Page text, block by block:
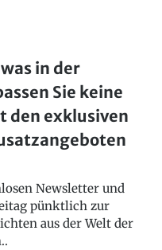
in der
Sie keine
den exklusiven
Newsletter und
pünktlich zur
aus der Welt der